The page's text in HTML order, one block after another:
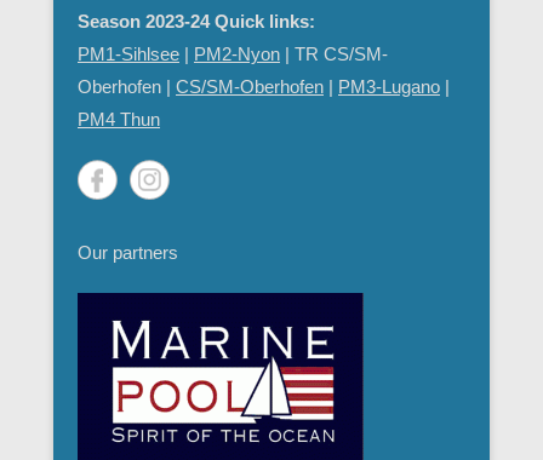
Season 2023-24 Quick links:
PM1-Sihlsee | PM2-Nyon | TR CS/SM-
Oberhofen | CS/SM-Oberhofen | PM3-Lugano |
PM4 Thun
Our partners